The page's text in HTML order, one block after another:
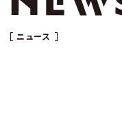
ニュース